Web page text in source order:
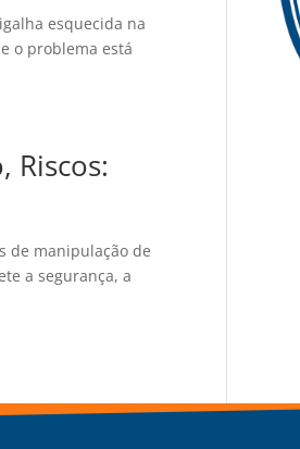
esquecida na
o problema está
Riscos:
de manipulação de
a segurança, a